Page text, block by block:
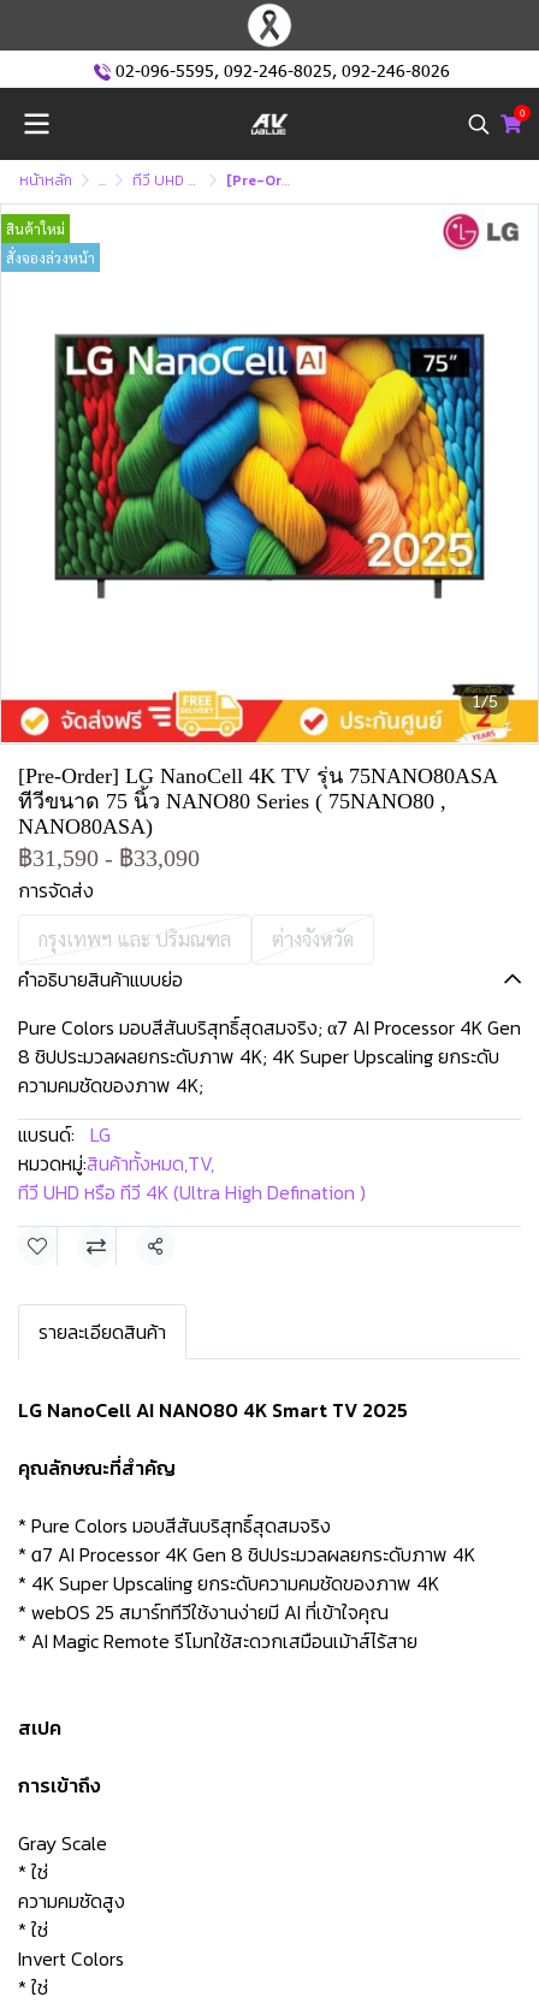
02-096-5595, 092-246-8025, 092-246-8026
0
หน้าหลัก ... ทีวี UHD หรือ ทีวี 4K (Ultra High Defination ) [Pre-Order] LG NanoCell 4K TV รุ่น 75NANO80ASA ทีวีขนาด 75 นิ้ว NANO80 Series ( 75NANO80 , NANO80ASA)
1/5
สินค้าใหม่
สั่งจองล่วงหน้า
[Pre-Order] LG NanoCell 4K TV รุ่น 75NANO80ASA
ทีวีขนาด 75 นิ้ว NANO80 Series ( 75NANO80 ,
NANO80ASA)
฿31,590 - ฿33,090
การจัดส่ง
กรุงเทพฯ และ ปริมณฑล ต่างจังหวัด
คำอธิบายสินค้าแบบย่อ
Pure Colors มอบสีสันบริสุทธิ์สุดสมจริง; α7 AI Processor 4K Gen
8 ชิปประมวลผลยกระดับภาพ 4K; 4K Super Upscaling ยกระดับ
ความคมชัดของภาพ 4K;
แบรนด์: LG
หมวดหมู่:สินค้าทั้งหมด,TV,
ทีวี UHD หรือ ทีวี 4K (Ultra High Defination )
แชร์
รายละเอียดสินค้า
LG NanoCell AI NANO80 4K Smart TV 2025
คุณลักษณะที่สำคัญ
* Pure Colors มอบสีสันบริสุทธิ์สุดสมจริง
* α7 AI Processor 4K Gen 8 ชิปประมวลผลยกระดับภาพ 4K
* 4K Super Upscaling ยกระดับความคมชัดของภาพ 4K
* webOS 25 สมาร์ททีวีใช้งานง่ายมี AI ที่เข้าใจคุณ
* AI Magic Remote รีโมทใช้สะดวกเสมือนเม้าส์ไร้สาย
สเปค
การเข้าถึง
Gray Scale
* ใช่
ความคมชัดสูง
* ใช่
Invert Colors
* ใช่